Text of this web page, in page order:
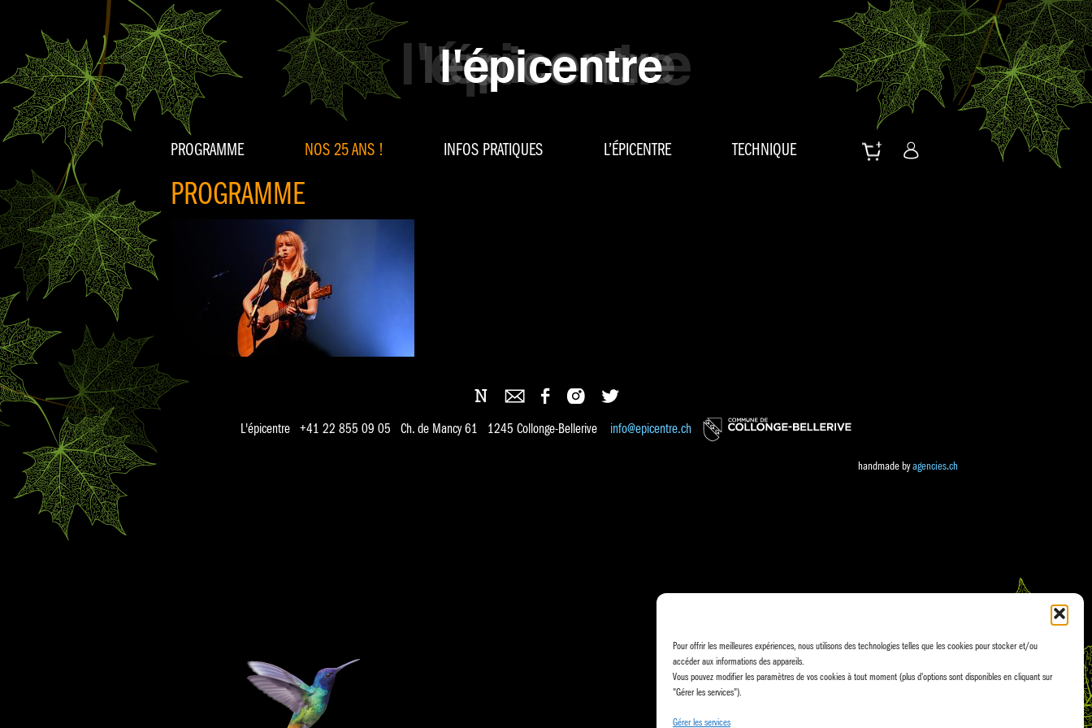
Pour offrir les meilleures expériences, nous utilisons des technologies telles que les cookies pour stocker et/ou
accéder aux informations des appareils.
Vous pouvez modifier les paramètres de vos cookies à tout moment (plus d'options sont disponibles en cliquant sur
"Gérer les services").
Gérer les services
PROGRAMME NOS 25 ANS ! INFOS PRATIQUES L’ÉPICENTRE TECHNIQUE
PROGRAMME
L'épicentre +41 22 855 09 05 Ch. de Mancy 61 1245 Collonge-Bellerive info@epicentre.ch
handmade byagencies.ch